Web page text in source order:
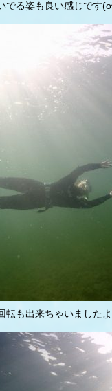
でる姿も良い感じです
転も出来ちゃいました